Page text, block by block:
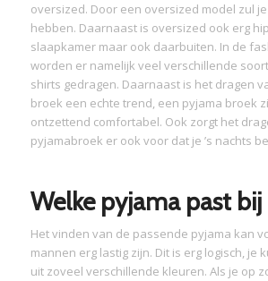
oversized. Door een oversized model zul
hebben. Daarnaast is oversized ook erg
slaapkamer maar ook daarbuiten. In de
worden er namelijk veel verschillende
shirts gedragen. Daarnaast is het dragen
broek een echte trend, een pyjama broek
ontzettend comfortabel. Ook zorgt het
pyjamabroek er ook voor dat je ’s nachts
Welke pyjama past bij
Het vinden van de passende pyjama kan
mannen erg lastig zijn. Dit is erg logisch, je
uit zoveel verschillende kleuren. Als je op